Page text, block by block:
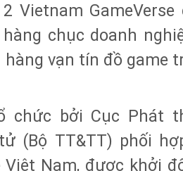
Vietnam
chục doanh
vạn tín đồ game
chức bởi Cục Phát
(Bộ TT&TT) phối
Việt Nam, được khởi